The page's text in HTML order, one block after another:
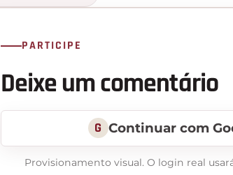
PARTICIPE
Deixe um comentário
G Continuar com
Provisionamento visual. O login real